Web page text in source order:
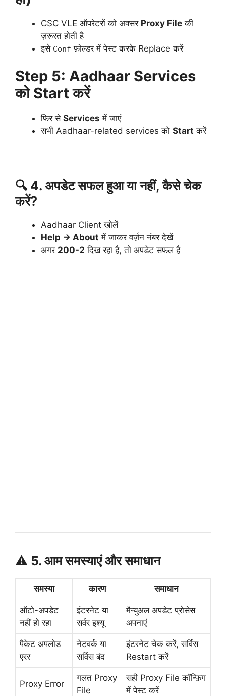
CSC VLE ऑपरेटरों को अक्सर Proxy File की
ज़रूरत होती है
इसे Conf फ़ोल्डर में पेस्ट करके Replace करें
Step 5: Aadhaar Services
को Start करें
फिर से Services में जाएं
सभी Aadhaar-related services को Start करें
🔍 4. अपडेट सफल हुआ या नहीं, कैसे चेक
करें?
Aadhaar Client खोलें
Help → About में जाकर वर्ज़न नंबर देखें
अगर 200-2 दिख रहा है, तो अपडेट सफल है
⚠️ 5. आम समस्याएं और समाधान
समस्या कारण समाधान
ऑटो-अपडेट
नहीं हो रहा
इंटरनेट या
सर्वर इश्यू
मैन्युअल अपडेट प्रोसेस
अपनाएं
पैकेट अपलोड
एरर
नेटवर्क या
सर्विस बंद
इंटरनेट चेक करें, सर्विस
Restart करें
Proxy Error
गलत Proxy
File
सही Proxy File कॉन्फ़िग
में पेस्ट करें